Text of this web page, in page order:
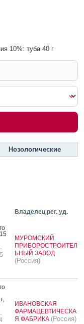
10%: туба 40 г
Нозологические
Владелец рег. уд.
МУРОМСКИЙ
ПРИБОРОСТРОИТЕЛ
ЬНЫЙ ЗАВОД
(Россия)
ИВАНОВСКАЯ
ФАРМАЦЕВТИЧЕСКА
Я ФАБРИКА (Россия)